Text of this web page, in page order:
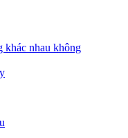
khác nhau không